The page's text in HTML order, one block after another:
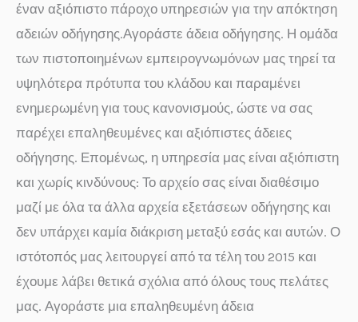
έναν αξιόπιστο πάροχο υπηρεσιών για την απόκτηση
αδειών οδήγησης.Αγοράστε άδεια οδήγησης. Η ομάδα
των πιστοποιημένων εμπειρογνωμόνων μας τηρεί τα
υψηλότερα πρότυπα του κλάδου και παραμένει
ενημερωμένη για τους κανονισμούς, ώστε να σας
παρέχει επαληθευμένες και αξιόπιστες άδειες
οδήγησης. Επομένως, η υπηρεσία μας είναι αξιόπιστη
και χωρίς κινδύνους: Το αρχείο σας είναι διαθέσιμο
μαζί με όλα τα άλλα αρχεία εξετάσεων οδήγησης και
δεν υπάρχει καμία διάκριση μεταξύ εσάς και αυτών. Ο
ιστότοπός μας λειτουργεί από τα τέλη του 2015 και
έχουμε λάβει θετικά σχόλια από όλους τους πελάτες
μας. Αγοράστε μια επαληθευμένη άδεια